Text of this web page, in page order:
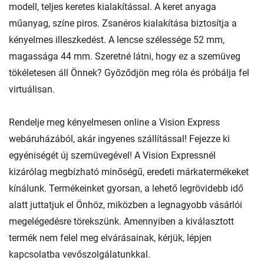
modell, teljes keretes kialakítással. A keret anyaga
műanyag, színe piros. Zsanéros kialakítása biztosítja a
kényelmes illeszkedést. A lencse szélessége 52 mm,
magassága 44 mm. Szeretné látni, hogy ez a szemüveg
tökéletesen áll Önnek? Győződjön meg róla és próbálja fel
virtuálisan.
Rendelje meg kényelmesen online a Vision Express
webáruházából, akár ingyenes szállítással! Fejezze ki
egyéniségét új szemüvegével! A Vision Expressnél
kizárólag megbízható minőségű, eredeti márkatermékeket
kínálunk. Termékeinket gyorsan, a lehető legrövidebb idő
alatt juttatjuk el Önhöz, miközben a legnagyobb vásárlói
megelégedésre törekszünk. Amennyiben a kiválasztott
termék nem felel meg elvárásainak, kérjük, lépjen
kapcsolatba vevőszolgálatunkkal.